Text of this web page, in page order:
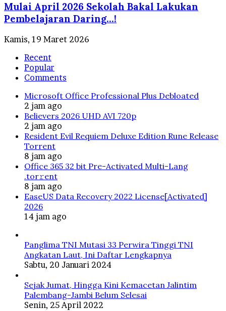
Mulai April 2026 Sekolah Bakal Lakukan
Pembelajaran Daring…!
Kamis, 19 Maret 2026
Recent
Popular
Comments
Microsoft Office Professional Plus Debloated
2 jam ago
Believers 2026 UHD AVI 720p
2 jam ago
Resident Evil Requiem Deluxe Edition Rune Release
Torrent
8 jam ago
Office 365 32 bit Pre-Activated Multi-Lang
.tоr𝚛еnt
8 jam ago
EaseUS Data Recovery 2022 License[Activated]
2026
14 jam ago
Panglima TNI Mutasi 33 Perwira Tinggi TNI
Angkatan Laut, Ini Daftar Lengkapnya
Sabtu, 20 Januari 2024
Sejak Jumat, Hingga Kini Kemacetan Jalintim
Palembang-Jambi Belum Selesai
Senin, 25 April 2022